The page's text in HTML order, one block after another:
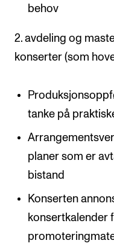
behov​
2. avdeling og
konserter (som
tanke på
planer som er
bistand ​ ​
Konserten
konsertkalender